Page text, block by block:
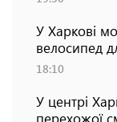
У Харкові
велосипед
18:10
У центрі
перехожої